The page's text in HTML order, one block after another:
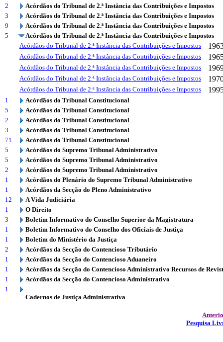
2
Acórdãos do Tribunal de 2.ª Instância das Contribuições e Impostos
3
Acórdãos do Tribunal de 2.ª Instância das Contribuições e Impostos
9
Acórdãos do Tribunal de 2.ª Instância das Contribuições e Impostos
5
Acórdãos do Tribunal de 2.ª Instância das Contribuições e Impostos
Acórdãos do Tribunal de 2.ª Instância das Contribuições e Impostos
Acórdãos do Tribunal de 2.ª Instância das Contribuições e Impostos
Acórdãos do Tribunal de 2.ª Instância das Contribuições e Impostos
Acórdãos do Tribunal de 2.ª Instância das Contribuições e Impostos
Acórdãos do Tribunal de 2.ª Instância das Contribuições e Impostos
1
Acórdãos do Tribunal Constitucional
5
Acórdãos do Tribunal Constitucional
2
Acórdãos do Tribunal Constitucional
3
Acórdãos do Tribunal Constitucional
71
Acórdãos do Tribunal Constitucional
5
Acórdãos do Supremo Tribunal Administrativo
5
Acórdãos do Supremo Tribunal Administrativo
2
Acórdãos do Supremo Tribunal Administrativo
1
Acórdãos do Plenário do Supremo Tribunal Administrativo
1
Acórdãos da Secção do Pleno Administrativo
12
A Vida Judiciária
1
O Direito
3
Boletim Informativo do Conselho Superior da Magistratura
1
Boletim Informativo do Conselho dos Oficiais de Justiça
1
Boletim do Ministério da Justiça
2
Acórdãos da Secção do Contencioso Tributário
1
Acórdãos da Secção do Contencioso Aduaneiro
1
Acórdãos da Secção do Contencioso Administrativo Recursos de
1
Acórdãos da Secção do Contencioso Administrativo
1
Cadernos de Justiça Administrativa
Pesquisa